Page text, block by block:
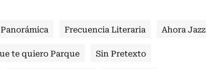
Panorámica Frecuencia Literaria
Ahora Jazz
te quiero Parque
Sin Pretexto